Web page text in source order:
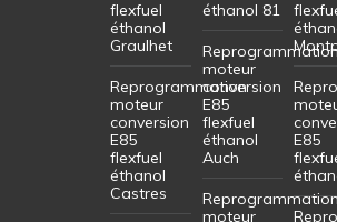
flexfuel
éthanol
Graulhet
Reprogrammation
moteur
conversion
E85
flexfuel
éthanol
Castres
éthanol 81
moteur
conversion
E85
flexfuel
éthanol
Auch
moteur
E85